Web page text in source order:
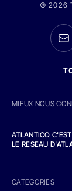
© 2026
MIEUX NOUS
ATLANTICO
LE RESEAU
CATEGORIES